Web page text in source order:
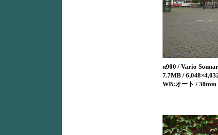
α900 / Vario-
7.7MB /
WB:オート / 30mm